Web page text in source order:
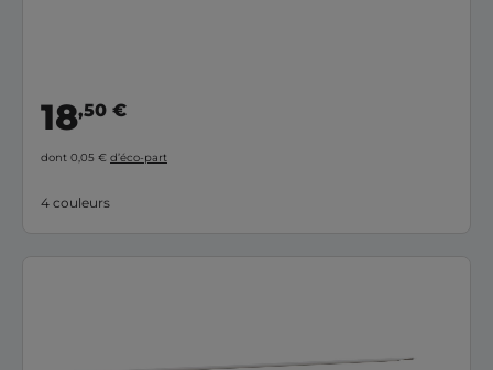
18,50 €
dont 0,05 € d’éco-part
4 couleurs